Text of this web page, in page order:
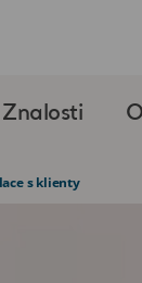
Znalosti
s klienty